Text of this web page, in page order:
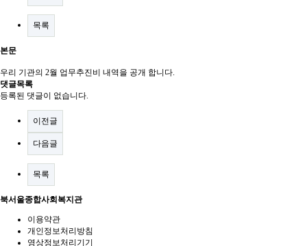
목록
본문
우리 기관의 2월 업무추진비 내역을 공개 합니다.
댓글목록
등록된 댓글이 없습니다.
이전글
다음글
목록
북서울종합사회복지관
이용약관
개인정보처리방침
영상정보처리기기